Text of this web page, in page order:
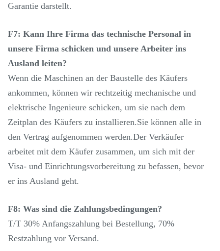
Garantie darstellt.
F7: Kann Ihre Firma das technische Personal in
unsere Firma schicken und unsere Arbeiter ins
Ausland leiten?
Wenn die Maschinen an der Baustelle des Käufers
ankommen, können wir rechtzeitig mechanische und
elektrische Ingenieure schicken, um sie nach dem
Zeitplan des Käufers zu installieren.Sie können alle in
den Vertrag aufgenommen werden.Der Verkäufer
arbeitet mit dem Käufer zusammen, um sich mit der
Visa- und Einrichtungsvorbereitung zu befassen, bevor
er ins Ausland geht.
F8: Was sind die Zahlungsbedingungen?
T/T 30% Anfangszahlung bei Bestellung, 70%
Restzahlung vor Versand.